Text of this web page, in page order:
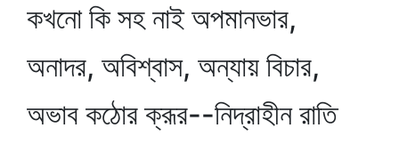
কখনো কি সহ নাই অপমানভার,
অনাদর, অবিশ্বাস, অন্যায় বিচার,
অভাব কঠোর ক্রূর--নিদ্রাহীন রাতি